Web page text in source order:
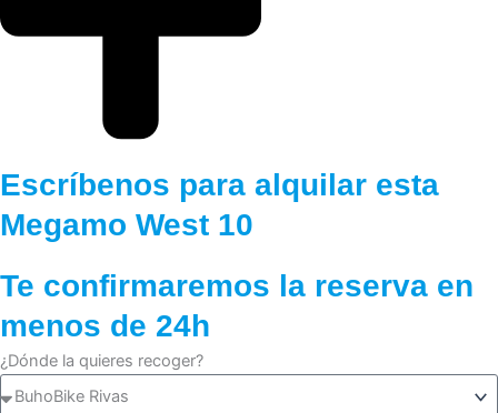
Escríbenos para alquilar esta
Megamo West 10
Te confirmaremos la reserva en
menos de 24h
¿Dónde la quieres recoger?